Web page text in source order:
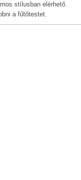
stílusban elérhető.
a fűtőtestet.